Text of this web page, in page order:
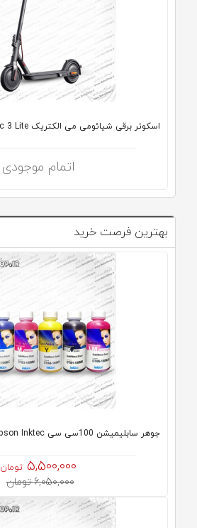
اسکوتر برقی شیائومی می الکتریک Mi Electric 3 Lite
اتمام موجودی
بهترین فرصت خرید
جوهر سابلیمیشن 100سی سی Epson Inktec
5,500,000 تومان
6,050,000 تومان